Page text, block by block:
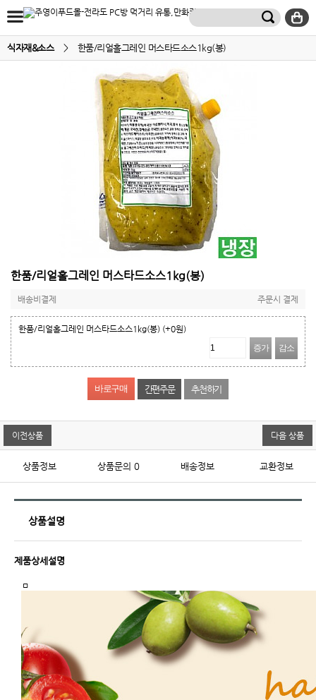
식자재&소스 > 한품/리얼홀그레인 머스타드소스1kg(봉)
한품/리얼홀그레인 머스타드소스1kg(봉)
배송비결제 주문시 결제
한품/리얼홀그레인 머스타드소스1kg(봉) (+0원)
증가
감소
간편주문 추천하기
이전상품 다음 상품
상품정보 상품문의 0 배송정보 교환정보
상품설명
제품상세설명
ㅁ